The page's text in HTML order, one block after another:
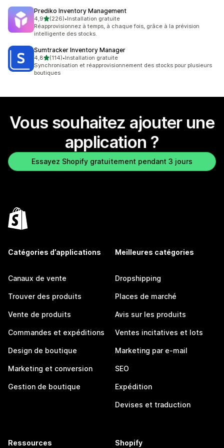
Prediko Inventory Management
4,9étoile(s) sur 5
(226)
226 avis au total
•Installation gratuite
Réapprovisionnez à temps, à chaque fois, grâce à la prévision
intelligente des stocks.
Sumtracker Inventory Manager
4,8étoile(s) sur 5
(114)
114 avis au total
•Installation gratuite
Synchronisation et réapprovisionnement des stocks pour plusieurs
boutiques
Vous souhaitez ajouter une
application ?
Essayez Shopify gratuitement pendant 3 jours
Catégories d’applications
Canaux de vente
Trouver des produits
Vente de produits
Commandes et expéditions
Design de boutique
Marketing et conversion
Gestion de boutique
Meilleures catégories
Dropshipping
Places de marché
Avis sur les produits
Ventes incitatives et lots
Marketing par e-mail
SEO
Expédition
Devises et traduction
Ressources Shopify